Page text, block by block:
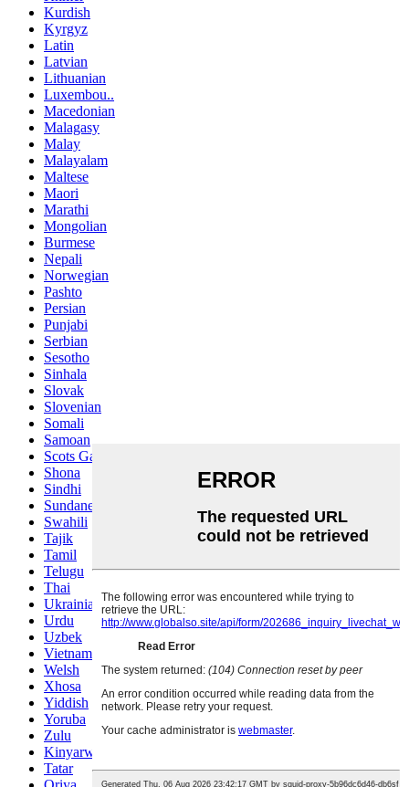
Kurdish
Kyrgyz
Latin
Latvian
Lithuanian
Luxembou..
Macedonian
Malagasy
Malay
Malayalam
Maltese
Maori
Marathi
Mongolian
Burmese
Nepali
Norwegian
Pashto
Persian
Punjabi
Serbian
Sesotho
Sinhala
Slovak
Slovenian
Somali
Samoan
Scots Gaelic
Shona
Sindhi
Sundanese
Swahili
Tajik
Tamil
Telugu
Thai
Ukrainian
Urdu
Uzbek
Vietnamese
Welsh
Xhosa
Yiddish
Yoruba
Zulu
Kinyarwanda
Tatar